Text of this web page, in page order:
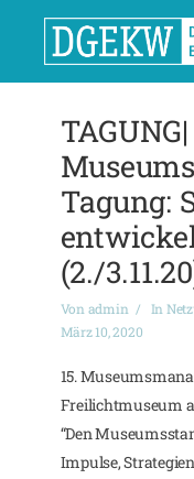
TAGUNG|
Tagung:
(2./
Von admin In
März 10, 2020
15.
Freilichtmuseum
“Den
Impulse,